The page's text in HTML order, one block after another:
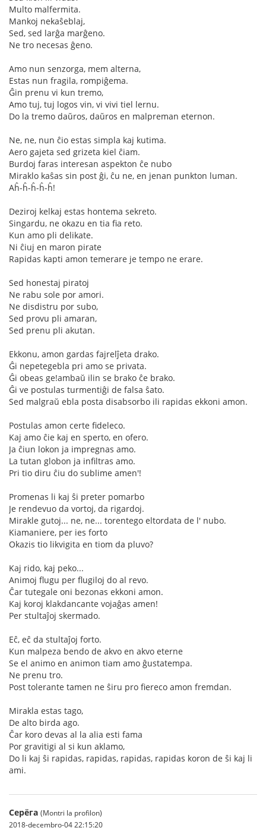
Multo malfermita.
Mankoj nekaŝeblaj,
Sed, sed larĝa marĝeno.
Ne tro necesas ĝeno.
Amo nun senzorga, mem alterna,
Estas nun fragila, rompiĝema.
Ĝin prenu vi kun tremo,
Amo tuj, tuj logos vin, vi vivi tiel lernu.
Do la tremo daŭros, daŭros en malpreman eternon.
Ne, ne, nun ĉio estas simpla kaj kutima.
Aero gajeta sed grizeta kiel ĉiam.
Burdoj faras interesan aspekton ĉe nubo
Miraklo kaŝas sin post ĝi, ĉu ne, en jenan punkton luman.
Aĥ-ĥ-ĥ-ĥ-ĥ!
Deziroj kelkaj estas hontema sekreto.
Singardu, ne okazu en tia fia reto.
Kun amo pli delikate.
Ni ĉiuj en maron pirate
Rapidas kapti amon temerare je tempo ne erare.
Sed honestaj piratoj
Ne rabu sole por amori.
Ne disdistru por subo,
Sed provu pli amaran,
Sed prenu pli akutan.
Ekkonu, amon gardas fajrelĵeta drako.
Ĝi nepetegebla pri amo se privata.
Ĝi obeas ge!ambaŭ ilin se brako ĉe brako.
Ĝi ve postulas turmentiĝi de falsa ŝato.
Sed malgraŭ ebla posta disabsorbo ili rapidas ekkoni amon.
Postulas amon certe fideleco.
Kaj amo ĉie kaj en sperto, en ofero.
Ja ĉiun lokon ja impregnas amo.
La tutan globon ja infiltras amo.
Pri tio diru ĉiu do sublime amen'!
Promenas li kaj ŝi preter pomarbo
Je rendevuo da vortoj, da rigardoj.
Mirakle gutoj... ne, ne... torentego eltordata de l' nubo.
Kiamaniere, per ies forto
Okazis tio likvigita en tiom da pluvo?
Kaj rido, kaj peko...
Animoj flugu per flugiloj do al revo.
Ĉar tutegale oni bezonas ekkoni amon.
Kaj koroj klakdancante vojaĝas amen!
Per stultaĵoj skermado.
Eĉ, eĉ da stultaĵoj forto.
Kun malpeza bendo de akvo en akvo eterne
Se el animo en animon tiam amo ĝustatempa.
Ne prenu tro.
Post tolerante tamen ne ŝiru pro fiereco amon fremdan.
Mirakla estas tago,
De alto birda ago.
Ĉar koro devas al la alia esti fama
Por gravitigi al si kun aklamo,
Do li kaj ŝi rapidas, rapidas, rapidas, rapidas koron de ŝi kaj li
ami.
Серёга (Montri la profilon)
2018-decembro-04 22:15:20